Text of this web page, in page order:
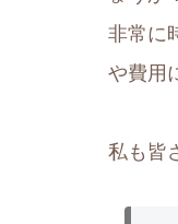
非常に
や費用
私も皆